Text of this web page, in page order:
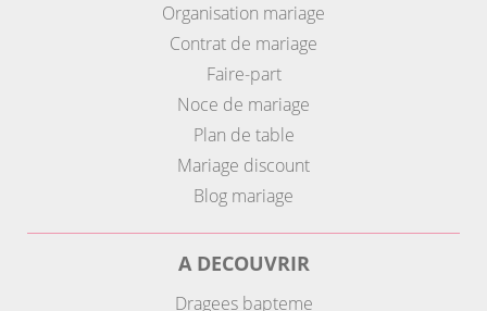
Organisation mariage
Contrat de mariage
Faire-part
Noce de mariage
Plan de table
Mariage discount
Blog mariage
A DECOUVRIR
Dragees bapteme